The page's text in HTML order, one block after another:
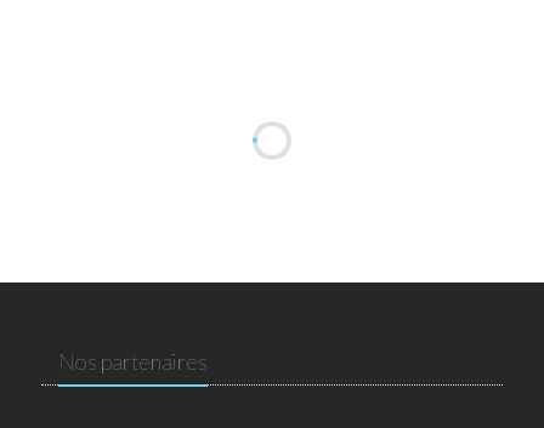
Nos partenaires